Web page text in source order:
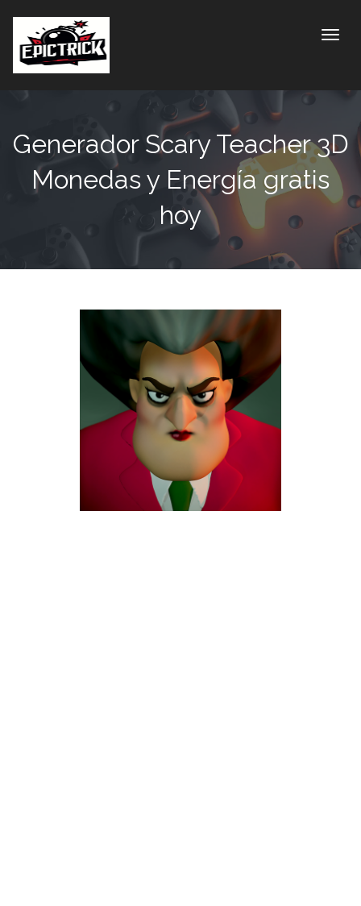
Generador Scary Teacher 3D
Monedas y Energía gratis
hoy